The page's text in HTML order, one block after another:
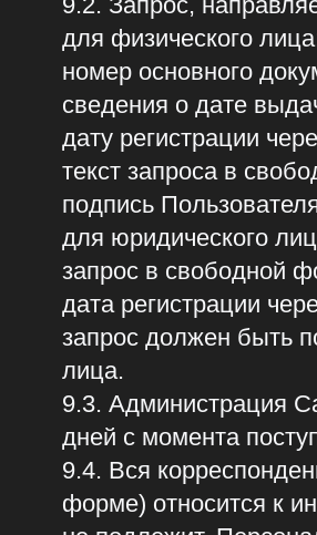
лица.
9.3. Администрация
дней с момента
9.4. Вся
форме) относится к
не подлежит.
специального согласия
прямо предусмотренных